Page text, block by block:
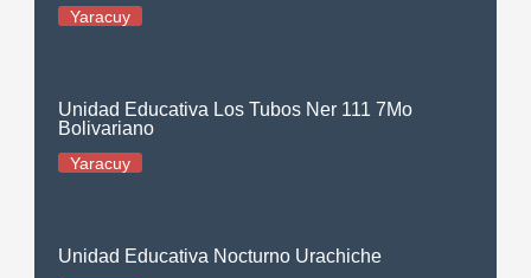
Yaracuy
Unidad Educativa Los Tubos Ner 111 7Mo
Bolivariano
Yaracuy
Unidad Educativa Nocturno Urachiche